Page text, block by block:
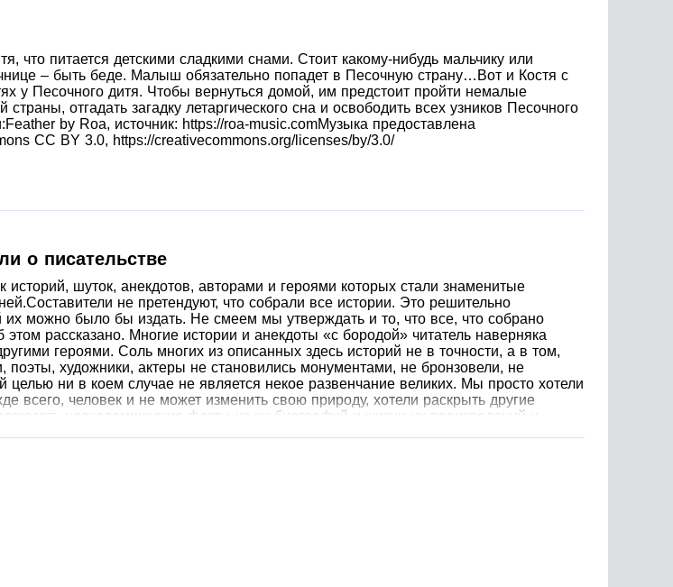
что питается детскими сладкими снами. Стоит какому-нибудь мальчику или
– быть беде. Малыш обязательно попадет в Песочную страну…Вот и Костя с
у Песочного дитя. Чтобы вернуться домой, им предстоит пройти немалые
отгадать загадку летаргического сна и освободить всех узников Песочного
by Roa, источник: https://roa-music.comМузыка предоставлена
CC BY 3.0, https://creativecommons.org/licenses/by/3.0/
о писательстве
шуток, анекдотов, авторами и героями которых стали знаменитые
не претендуют, что собрали все истории. Это решительно
можно было бы издать. Не смеем мы утверждать и то, что все, что собрано
рассказано. Многие истории и анекдоты «с бородой» читатель наверняка
героями. Соль многих из описанных здесь историй не в точности, а в том,
художники, актеры не становились монументами, не бронзовели, не
целью ни в коем случае не является некое развенчание великих. Мы просто хотели
всего, человек и не может изменить свою природу, хотели раскрыть другие
неакадемические факты из их биографий и жизни их произведений и